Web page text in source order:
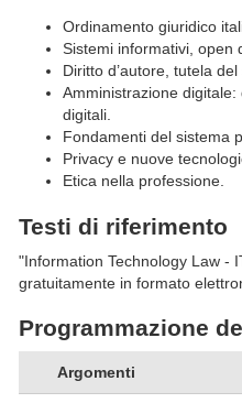
Ordinamento giuridico
Sistemi informativi, open
Diritto d’autore, tutela
Amministrazione
digitali.
Fondamenti del sistema
Privacy e nuove
Etica nella professione.
Testi di riferimento
"Information Technology Law -
gratuitamente in formato
Programmazione
Argomenti